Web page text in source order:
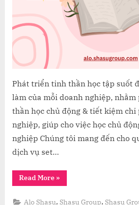
Phát triển tinh thần học tập suốt
làm của mỗi doanh nghiệp,
thần học chủ động & tiết kiệm chi
nghiệp, giúp cho việc học chủ
nghiệp Chúng tôi mang đến cho
dịch vụ set…
Read More“Dịch
vụ
viện
»
Alo Shasu, Shasu Group, Shasu